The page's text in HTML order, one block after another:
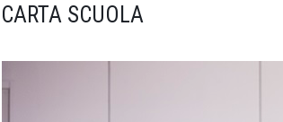
CARTA SCUOLA